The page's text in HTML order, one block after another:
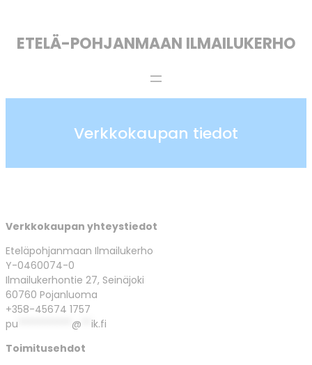
ETELÄ-POHJANMAAN ILMAILUKERHO
Verkkokaupan tiedot
Verkkokaupan yhteystiedot
Eteläpohjanmaan Ilmailukerho
Y-0460074-0
Ilmailukerhontie 27, Seinäjoki
60760 Pojanluoma
+358-45674 1757
pu
@
ik.fi
Toimitusehdot